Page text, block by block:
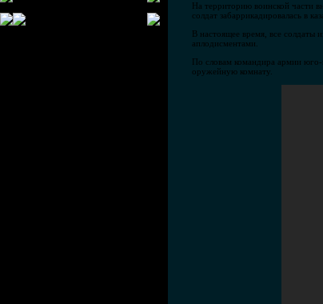
На территорию воинской части
солдат забаррикадировалась в
В настоящее время, все солдаты
аплодисментами.
По словам командира армии юго-
оружейную комнату.